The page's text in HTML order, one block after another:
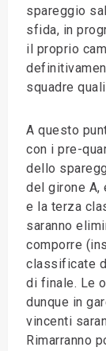
spareggio
sfida, in
il proprio
squadre
A questo
con i pre-
dello
del girone A,
e la terza
saranno
comporre
classificate
di finale. Le
dunque in
vincenti
Rimarranno